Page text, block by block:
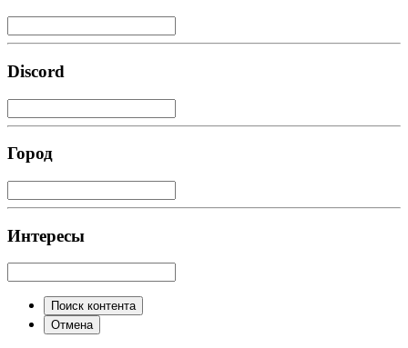
Discord
Город
Интересы
Поиск контента
Отмена